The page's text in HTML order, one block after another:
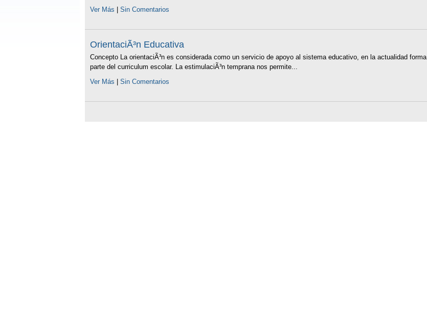
Ver Más
Sin Comentarios
OrientaciÃ³n Educativa
Concepto La orientaciÃ³n es considerada como un servicio de apoyo al sistema educativo, en la actualidad forma
parte del curriculum escolar. La estimulaciÃ³n temprana nos permite...
Ver Más
Sin Comentarios